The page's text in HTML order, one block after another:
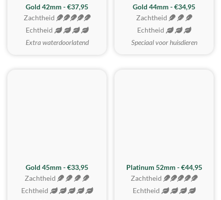
ZACHTSTE
Gold 42mm - €37,95
Zachtheid
Echtheid
Extra waterdoorlatend
Gold 44mm - €34,95
Zachtheid
Echtheid
Speciaal voor huisdieren
REALISTISCH
Gold 45mm - €33,95
Zachtheid
Echtheid
ZACHTSTE
Platinum 52mm - €44,95
Zachtheid
Echtheid